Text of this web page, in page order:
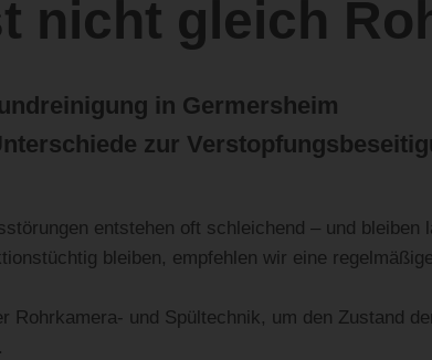
nicht gleich
in Germersheim
zur
entstehen oft schleichend – und
bleiben, empfehlen wir eine
und Spültechnik, um den Zustand